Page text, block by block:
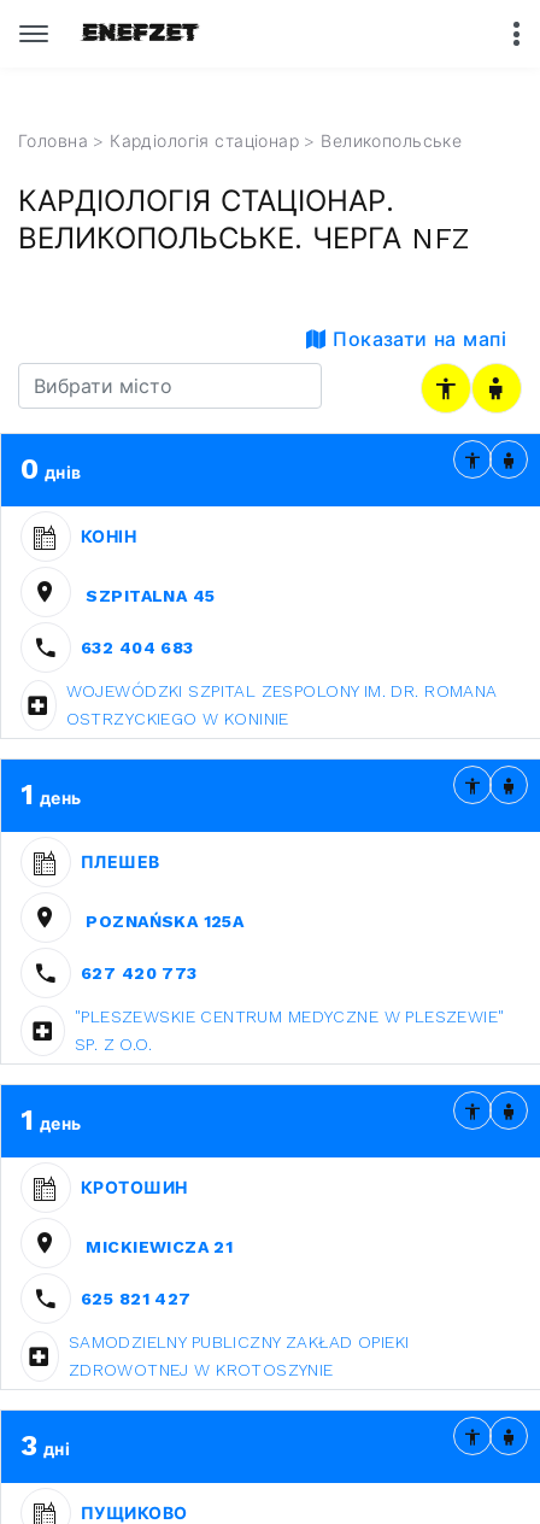
Головна > Кардіологія стаціонар > Великопольське
КАРДІОЛОГІЯ СТАЦІОНАР.
ВЕЛИКОПОЛЬСЬКЕ. ЧЕРГА NFZ
Показати на мапі
0 днів
КОНІН
SZPITALNA 45
632 404 683
WOJEWÓDZKI SZPITAL ZESPOLONY IM. DR. ROMANA
OSTRZYCKIEGO W KONINIE
1 день
ПЛЕШЕВ
POZNAŃSKA 125A
627 420 773
"PLESZEWSKIE CENTRUM MEDYCZNE W PLESZEWIE"
SP. Z O.O.
1 день
КРОТОШИН
MICKIEWICZA 21
625 821 427
SAMODZIELNY PUBLICZNY ZAKŁAD OPIEKI
ZDROWOTNEJ W KROTOSZYNIE
3 дні
ПУЩИКОВО